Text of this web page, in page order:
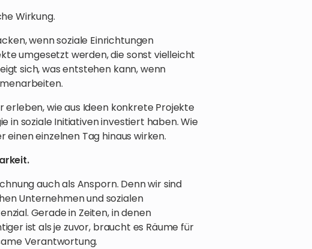
Wirkung.
wenn soziale Einrichtungen
umgesetzt werden, die sonst vielleicht
sich, was entstehen kann, wenn
wie aus Ideen konkrete Projekte
in soziale Initiativen investiert haben. Wie
einen einzelnen Tag hinaus wirken.
auch als Ansporn. Denn wir sind
Unternehmen und sozialen
Gerade in Zeiten, in denen
ist als je zuvor, braucht es Räume für
Verantwortung.